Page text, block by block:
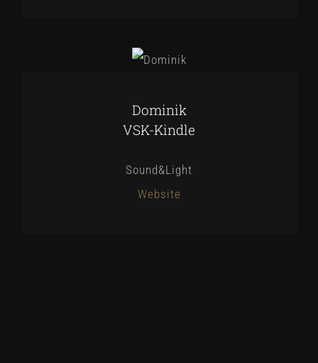
Dominik
VSK-Kindle
Sound&Light
Website